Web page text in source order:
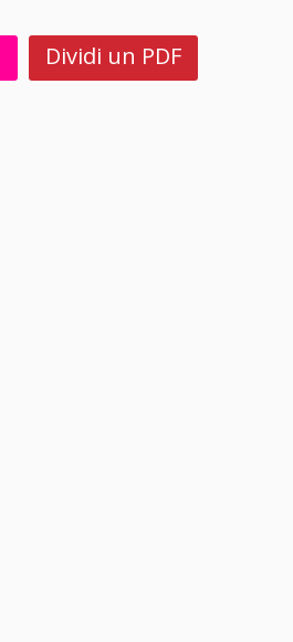
Dividi un PDF